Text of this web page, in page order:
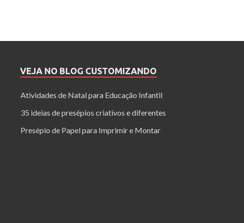
VEJA NO BLOG CUSTOMIZANDO
Atividades de Natal para Educação Infantil
35 ideias de presépios criativos e diferentes
Presépio de Papel para Imprimir e Montar